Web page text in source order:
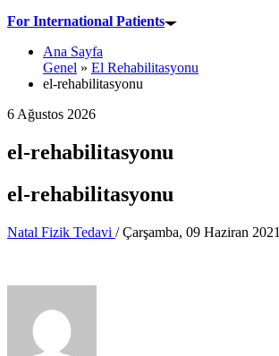
For International Patients
Ana Sayfa
Genel » El Rehabilitasyonu
el-rehabilitasyonu
6 Ağustos 2026
el-rehabilitasyonu
el-rehabilitasyonu
Natal Fizik Tedavi /Çarşamba, 09 Haziran 2021